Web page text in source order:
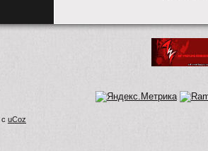
с uCoz